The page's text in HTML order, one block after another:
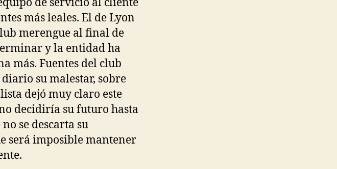
de servicio al cliente
más leales. El de Lyon
merengue al final de
y la entidad ha
más. Fuentes del club
su malestar, sobre
dejó muy claro este
decidiría su futuro hasta
se descarta su
será imposible mantener